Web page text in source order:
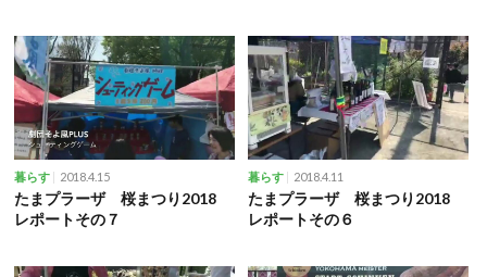
暮らす 2018.4.15
たまプラーザ 桜まつり2018
レポートその７
暮らす 2018.4.11
たまプラーザ 桜まつり2018
レポートその６